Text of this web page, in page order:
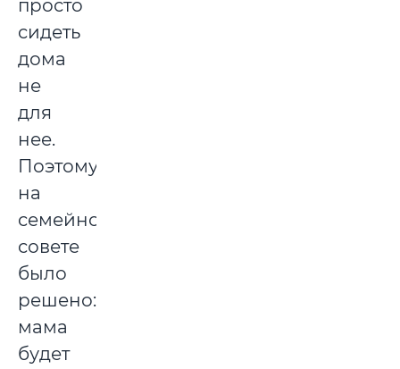
просто
сидеть
дома
не
для
нее.
Поэтому
на
семейном
совете
было
решено:
мама
будет